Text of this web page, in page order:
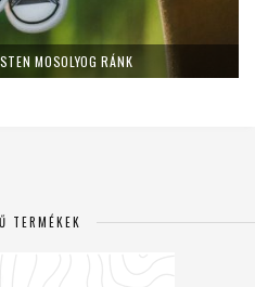
MOSOLYOG RÁNK
TERMÉKEK